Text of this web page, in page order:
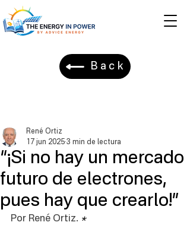
Back
“¡Si no hay un mercado
futuro de electrones,
pues hay que crearlo!”
René Ortiz
17 jun 2025 3 min de lectura
Por René Ortiz. *